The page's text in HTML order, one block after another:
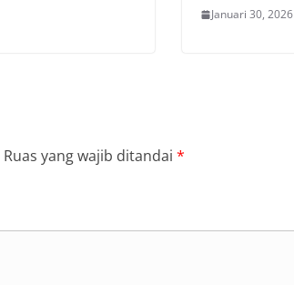
Januari 30, 2026
Ruas yang wajib ditandai *